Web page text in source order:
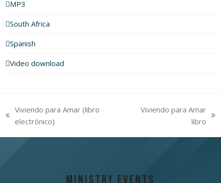
MP3
South Africa
Spanish
Video download
previous
Viviendo para Amar (libro
electrónico)
Viviendo para Amar
libro
Ministry Events